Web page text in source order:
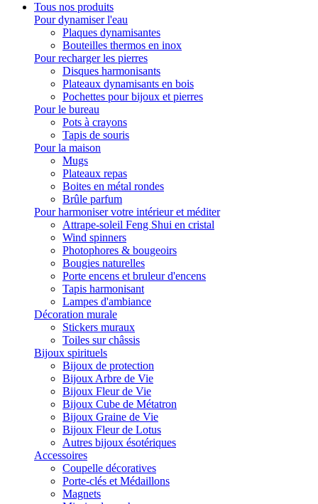
Tous nos produits
Pour dynamiser l'eau
Plaques dynamisantes
Bouteilles thermos en inox
Pour recharger les pierres
Disques harmonisants
Plateaux dynamisants en bois
Pochettes pour bijoux et pierres
Pour le bureau
Pots à crayons
Tapis de souris
Pour la maison
Mugs
Plateaux repas
Boites en métal rondes
Brûle parfum
Pour harmoniser votre intérieur et méditer
Attrape-soleil Feng Shui en cristal
Wind spinners
Photophores & bougeoirs
Bougies naturelles
Porte encens et bruleur d'encens
Tapis harmonisant
Lampes d'ambiance
Décoration murale
Stickers muraux
Toiles sur châssis
Bijoux spirituels
Bijoux de protection
Bijoux Arbre de Vie
Bijoux Fleur de Vie
Bijoux Cube de Métatron
Bijoux Graine de Vie
Bijoux Fleur de Lotus
Autres bijoux ésotériques
Accessoires
Coupelle décoratives
Porte-clés et Médaillons
Magnets